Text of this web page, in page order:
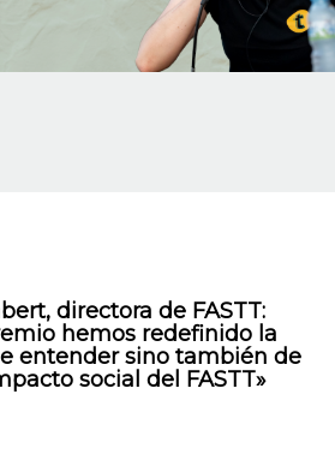
directora de FASTT:
hemos redefinido la
entender sino también de
social del FASTT»